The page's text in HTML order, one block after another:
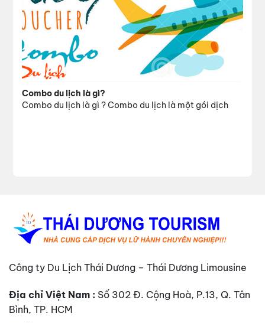
Combo du lịch là gì?
Combo du lịch là gì ? Combo du lịch là một gói dịch
Công ty Du Lịch Thái Dương – Thái Dương Limousine
Địa chỉ Việt Nam : Số 302 Đ. Cộng Hoà, P.13, Q. Tân
Bình, TP. HCM